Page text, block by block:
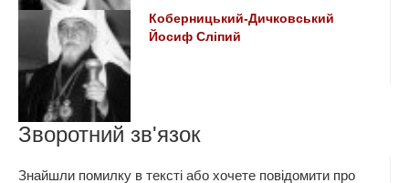
Коберницький-Дичковський
Йосиф Сліпий
Зворотний зв'язок
Знайшли помилку в тексті або хочете повідомити про